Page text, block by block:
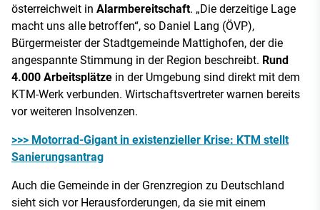
österreichweit in Alarmbereitschaft. „Die derzeitige Lage
macht uns alle betroffen“, so Daniel Lang (ÖVP),
Bürgermeister der Stadtgemeinde Mattighofen, der die
angespannte Stimmung in der Region beschreibt. Rund
4.000 Arbeitsplätze in der Umgebung sind direkt mit dem
KTM-Werk verbunden. Wirtschaftsvertreter warnen bereits
vor weiteren Insolvenzen.
>>> Motorrad-Gigant in existenzieller Krise: KTM stellt
Sanierungsantrag
Auch die Gemeinde in der Grenzregion zu Deutschland
sieht sich vor Herausforderungen, da sie mit einem